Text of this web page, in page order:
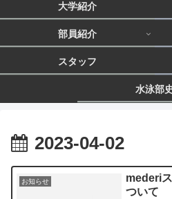
大学紹介
部員紹介
スタッフ
水泳部
2023-04-02
お知らせ
mederi
ついて